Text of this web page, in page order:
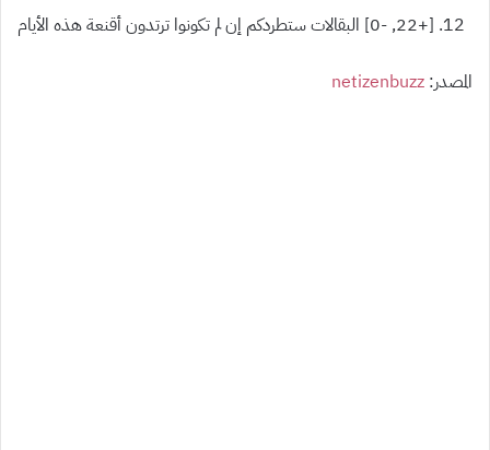
[+22, -0] البقالات ستطردكم إن لم تكونوا ترتدون أقنعة هذه الأيام
المصدر: netizenbuzz